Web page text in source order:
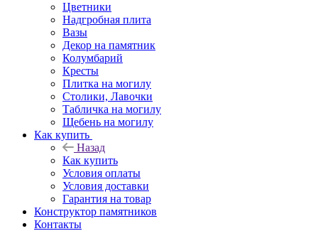
Цветники
Надгробная плита
Вазы
Декор на памятник
Колумбарий
Кресты
Плитка на могилу
Столики, Лавочки
Табличка на могилу
Щебень на могилу
Как купить
Назад
Как купить
Условия оплаты
Условия доставки
Гарантия на товар
Конструктор памятников
Контакты